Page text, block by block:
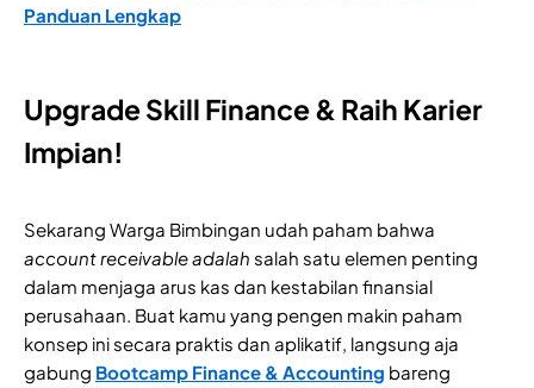
Panduan Lengkap
Upgrade Skill Finance & Raih Karier
Impian!
Sekarang Warga Bimbingan udah paham bahwa
account receivable adalah salah satu elemen penting
dalam menjaga arus kas dan kestabilan finansial
perusahaan. Buat kamu yang pengen makin paham
konsep ini secara praktis dan aplikatif, langsung aja
gabung Bootcamp Finance & Accounting bareng